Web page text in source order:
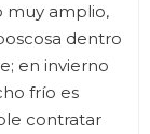
muy amplio,
dentro
en invierno
frío es
contratar